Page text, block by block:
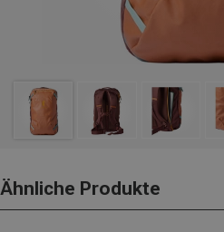
Ähnliche Produkte